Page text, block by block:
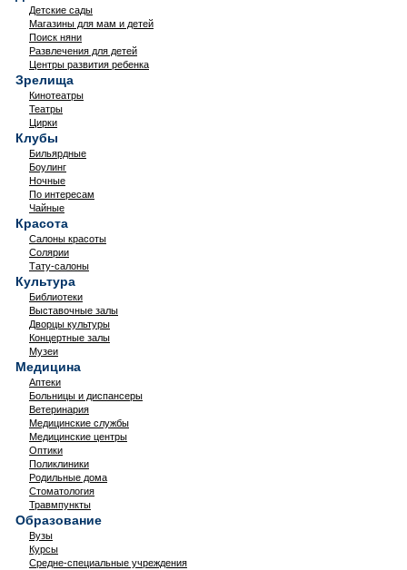
Детские сады
Магазины для мам и детей
Поиск няни
Развлечения для детей
Центры развития ребенка
Зрелища
Кинотеатры
Театры
Цирки
Клубы
Бильярдные
Боулинг
Ночные
По интересам
Чайные
Красота
Салоны красоты
Солярии
Тату-салоны
Культура
Библиотеки
Выставочные залы
Дворцы культуры
Концертные залы
Музеи
Медицина
Аптеки
Больницы и диспансеры
Ветеринария
Медицинские службы
Медицинские центры
Оптики
Поликлиники
Родильные дома
Стоматология
Травмпункты
Образование
Вузы
Курсы
Средне-специальные учреждения